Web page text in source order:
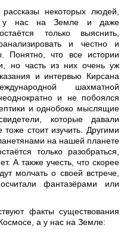
некоторых людей,
у нас на Земле и даже
только выяснить,
и честно и
Понятно, что все истории
но часть из них очень уж
и интервью Кирсана
шахматной
и не побоялся
и однобоко мыслящие
которые давали
стоит изучить. Другими
на нашей планете
только разобраться,
А также учесть, что скорее
молчать о своей встрече,
фантазёрами или
факты существования
а у нас на Земле: